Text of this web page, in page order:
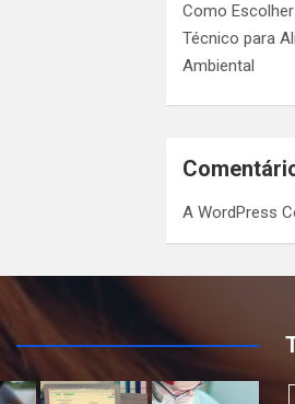
Como
Técnico para
Ambiental
A WordPress